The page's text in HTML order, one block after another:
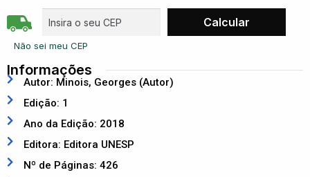
Não sei meu CEP
Informações
Autor: Minois, Georges (Autor)
Edição: 1
Ano da Edição: 2018
Editora: Editora UNESP
Nº de Páginas: 426